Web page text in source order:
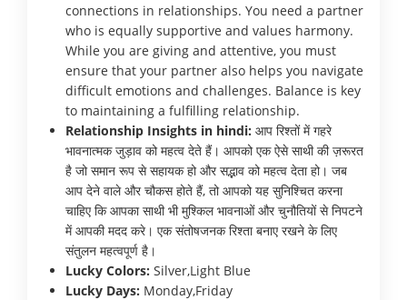
connections in relationships. You need a partner
who is equally supportive and values harmony.
While you are giving and attentive, you must
ensure that your partner also helps you navigate
difficult emotions and challenges. Balance is key
to maintaining a fulfilling relationship.
Relationship Insights in hindi: आप रिश्तों में गहरे
भावनात्मक जुड़ाव को महत्व देते हैं। आपको एक ऐसे साथी की ज़रूरत
है जो समान रूप से सहायक हो और सद्भाव को महत्व देता हो। जब
आप देने वाले और चौकस होते हैं, तो आपको यह सुनिश्चित करना
चाहिए कि आपका साथी भी मुश्किल भावनाओं और चुनौतियों से निपटने
में आपकी मदद करे। एक संतोषजनक रिश्ता बनाए रखने के लिए
संतुलन महत्वपूर्ण है।
Lucky Colors: Silver,Light Blue
Lucky Days: Monday,Friday